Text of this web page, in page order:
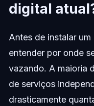
digital
Antes de instalar
entender por onde
vazando. A maioria
de serviços
drasticamente